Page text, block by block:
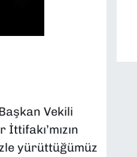
Vekili
yürüttüğümüz